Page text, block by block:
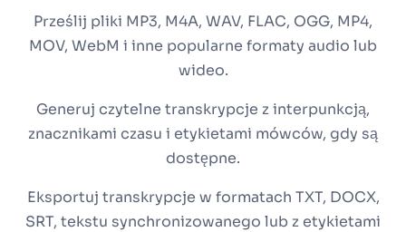
Prześlij pliki MP3, M4A, WAV, FLAC, OGG, MP4,
MOV, WebM i inne popularne formaty audio lub
wideo.
Generuj czytelne transkrypcje z interpunkcją,
znacznikami czasu i etykietami mówców, gdy są
dostępne.
Eksportuj transkrypcje w formatach TXT, DOCX,
SRT, tekstu synchronizowanego lub z etykietami